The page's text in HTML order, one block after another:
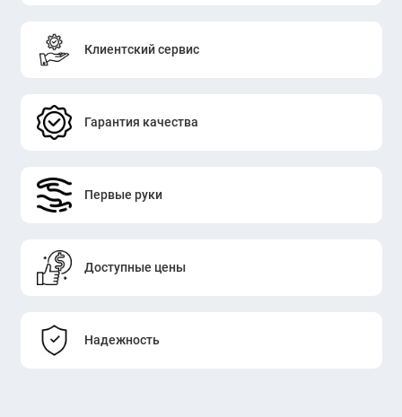
Клиентский сервис
Гарантия качества
Первые руки
Доступные цены
Надежность